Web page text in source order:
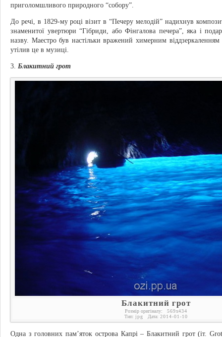
приголомшливого природного “собору”.
До речі, в 1829-му році візит в “Печеру мелодій” надихнув
знаменитої увертюри “Гібриди, або Фінгалова печера”, яка і
назву. Маестро був настільки вражений химерним
утілив це в музиці.
3. Блакитний грот
Блакитний грот
Розмір оригіналу: 569x434
Тип: jpg Дата: 2014-01-10
Одна з головних пам’яток острова Капрі – Блакитний грот (іт.